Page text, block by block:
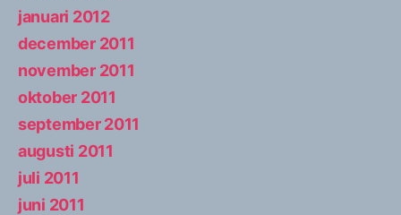
januari 2012
december 2011
november 2011
oktober 2011
september 2011
augusti 2011
juli 2011
juni 2011